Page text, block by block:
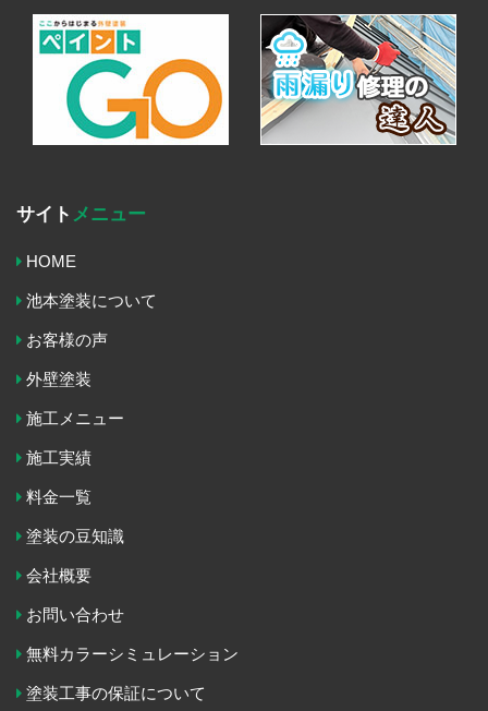
サイト メニュー
HOME
池本塗装について
お客様の声
外壁塗装
施工メニュー
施工実績
料金一覧
塗装の豆知識
会社概要
お問い合わせ
無料カラーシミュレーション
塗装工事の保証について